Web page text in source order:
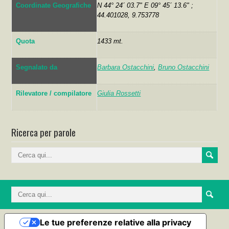
Coordinate Geografiche
N 44° 24´ 03.7" E 09° 45´ 13.6" ;
44.401028, 9.753778
Quota 1433 mt.
Segnalato da Barbara Ostacchini ,Bruno Ostacchini
Rilevatore / compilatore Giulia Rossetti
Ricerca per parole
Le tue preferenze relative alla privacy